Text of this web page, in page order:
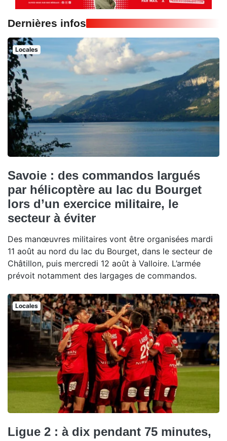
Dernières infos
Locales
Savoie : des commandos largués
par hélicoptère au lac du Bourget
lors d’un exercice militaire, le
secteur à éviter
Des manœuvres militaires vont être organisées mardi
11 août au nord du lac du Bourget, dans le secteur de
Châtillon, puis mercredi 12 août à Valloire. L’armée
prévoit notamment des largages de commandos.
Locales
Ligue 2 : à dix pendant 75 minutes,